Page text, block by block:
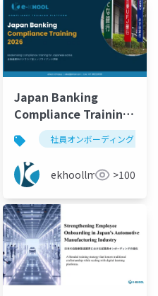
eラーニングシステム lms
Japan Banking
Compliance Training
2026 | FSA AML/CFT &
Audit Ready LMS | e-
KHOOL
社員オンボーディング
ekhoollms >100